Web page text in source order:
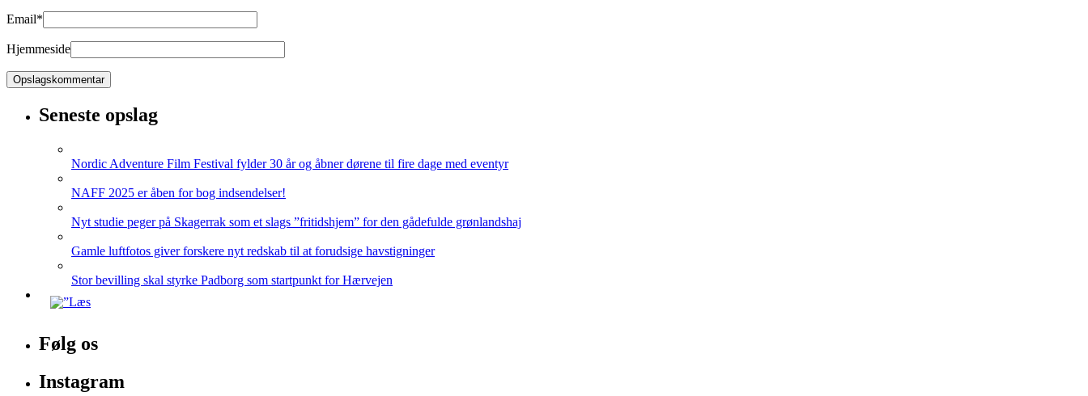
Email*
Hjemmeside
Seneste opslag
Nordic Adventure Film Festival fylder 30 år og åbner dørene til fire dage med eventyr
NAFF 2025 er åben for bog indsendelser!
Nyt studie peger på Skagerrak som et slags ”fritidshjem” for den gådefulde grønlandshaj
Gamle luftfotos giver forskere nyt redskab til at forudsige havstigninger
Stor bevilling skal styrke Padborg som startpunkt for Hærvejen
Følg os
Instagram